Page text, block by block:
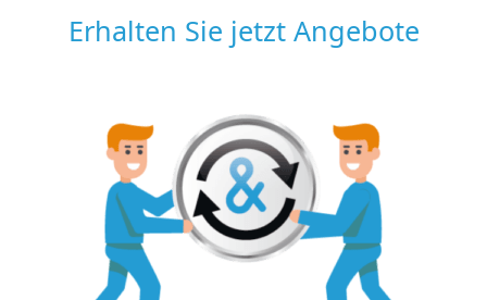
Erhalten Sie jetzt Angebote